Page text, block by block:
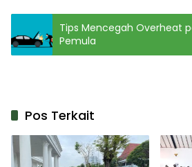
Tips Mencegah Overheat
Pemula
Pos Terkait